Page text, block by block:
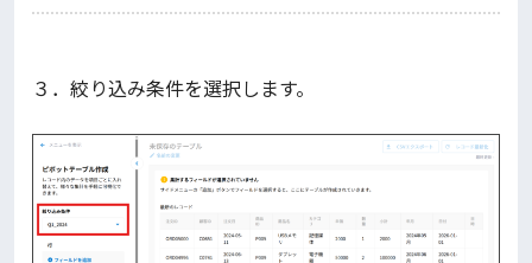
３．絞り込み条件を選択します。